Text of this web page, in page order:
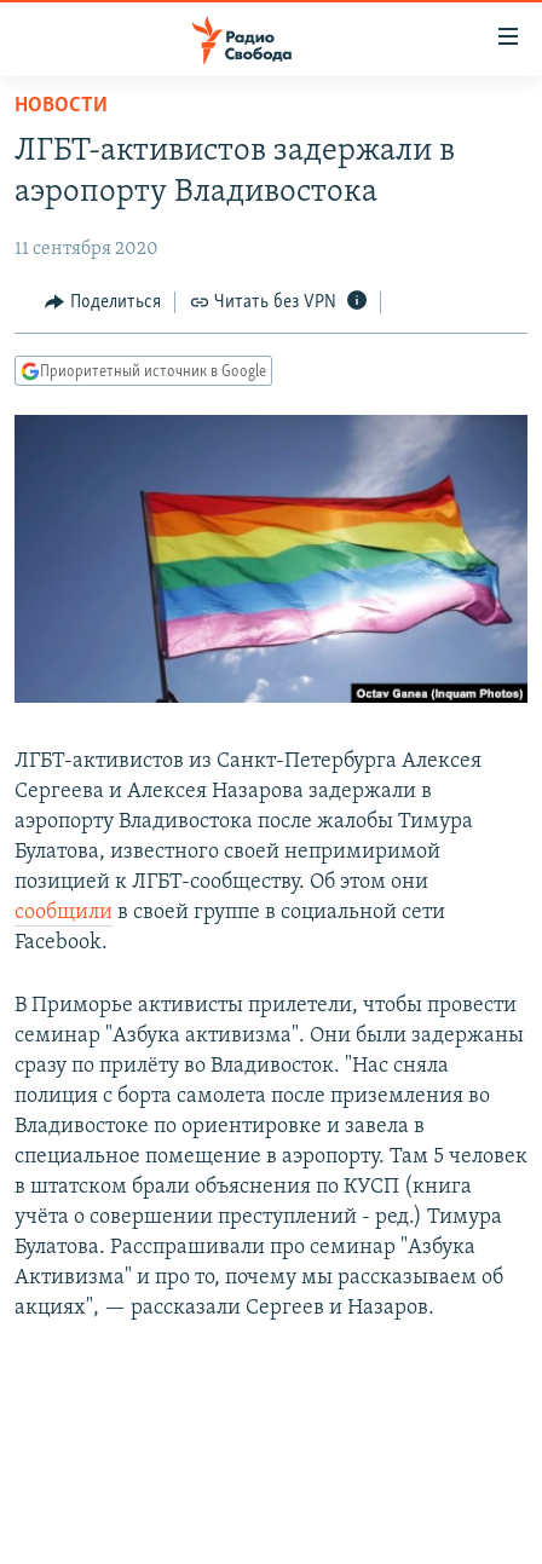
упрощенного
доступа
основному
Вернутся
главной
навигации
Вернутся
АВТОРСКИЕ ПРОЕКТЫ
ЦИТАТЫ СВОБОДЫ
МНЕНИЯ
IDEL.РЕАЛИИ
СИБИРЬ.РЕАЛИИ
РАСПИСАНИЕ ВЕЩАНИЯ
ПОДПИШИТЕСЬ НА РАССЫЛКУ
СОЦИАЛЬНЫЕ СЕТИ
Все сайты РСЕ/РС
НОВОСТИ
ЛГБТ-активистов задержали в
аэропорту Владивостока
11 сентября 2020
Поделиться Читать без VPN
Приоритетный источник в Google
ЛГБТ-активистов из Санкт-Петербурга Алексея
Сергеева и Алексея Назарова задержали в
аэропорту Владивостока после жалобы Тимура
Булатова, известного своей непримиримой
позицией к ЛГБТ-сообществу. Об этом они
сообщили в своей группе в социальной сети
Facebook.
В Приморье активисты прилетели, чтобы провести
семинар "Азбука активизма". Они были задержаны
сразу по прилёту во Владивосток. "Нас сняла
полиция с борта самолета после приземления во
Владивостоке по ориентировке и завела в
специальное помещение в аэропорту. Там 5 человек
в штатском брали объяснения по КУСП (книга
учёта о совершении преступлений - ред.) Тимура
Булатова. Расспрашивали про семинар "Азбука
Активизма" и про то, почему мы рассказываем об
акциях", — рассказали Сергеев и Назаров.